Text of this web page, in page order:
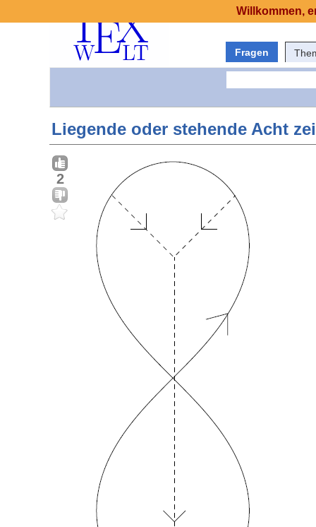
Fragen
Liegende oder stehende Acht
2
Willkommen,